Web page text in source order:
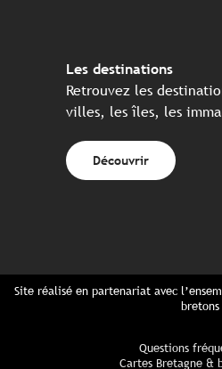
Les destinations
Retrouvez les
villes, les îles, les
Découvrir
Site réalisé en partenariat avec
bretons
Questions
Cartes Bretagne &